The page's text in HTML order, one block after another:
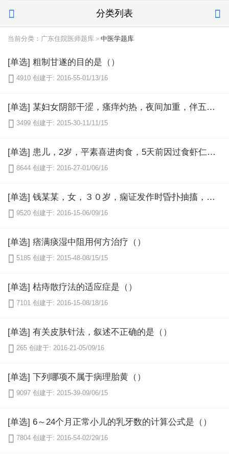
 分类列表 
当前分类：广东住院医师题库＞ 中医学题库
[单选] 粗制甘遂的目的是（）
 4910 创建于: 2016-55-01/13/16
[单选] 某妇女阴部干涩，瘙痒灼热，夜间加重，伴五心烦热，烘热汗出，腰酸腿软，舌红少苔，脉细数无力，首选（）
 3499 创建于: 2015-30-11/11/15
[单选] 患儿，2岁，平素喜进肉食，5天前因过食虾仁而出现腹胀嗳气，食欲减退，口臭，大便3日未行，舌质红苔黄厚腻，其治法是（）
 8644 创建于: 2016-27-01/06/16
[单选] 钱某某，女，３０岁，痫证发作时昏扑抽搐，吐涎，平时情绪急噪，心悸失眠，咯痰不爽，口苦且干，大便秘结，舌红，苔黄厚腻，脉弦（）
 9520 创建于: 2016-15-06/09/16
[单选] 痞满痰湿中阻用何方治疗（）
 5185 创建于: 2015-48-08/15/15
[单选] 枯痔散疗法的适应症是（）
 7101 创建于: 2016-15-08/18/16
[单选] 有关皮肤针法，叙述不正确的是（）
 265 创建于: 2016-21-05/09/16
[单选] 下列哪项不属于病理胎黄（）
 9097 创建于: 2015-39-09/06/15
[单选] 6～24个月正常小儿的乳牙数的计算公式是（）
 7804 创建于: 2016-54-02/29/16